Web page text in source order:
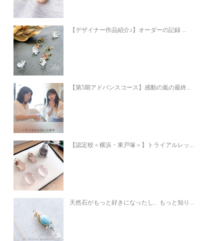
【デザイナー作品紹介♪】オーダーの記録 ...
【第5期アドバンスコース】感動の嵐の最終...
【認定校＜横浜・東戸塚＞】トライアルレッ...
天然石がもっと好きになったし、もっと知り...